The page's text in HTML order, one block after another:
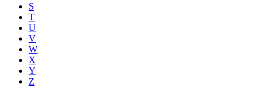
S
T
U
V
W
X
Y
Z